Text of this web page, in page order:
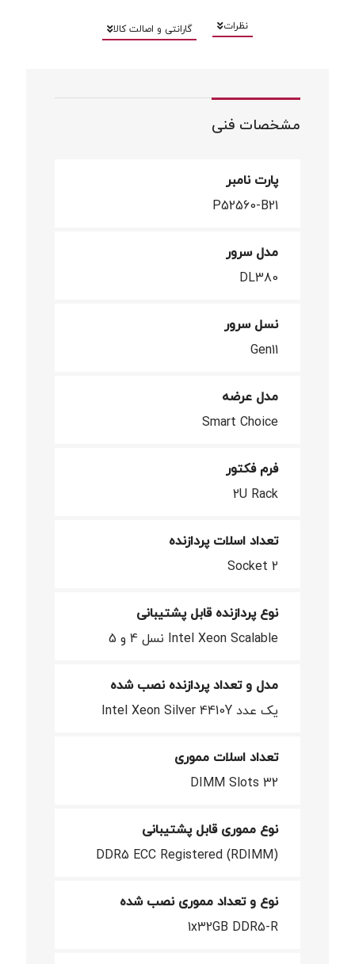
نظرات گارانتی و اصالت کالا
مشخصات فنی
پارت نامبر
P52560-B21
مدل سرور
DL380
نسل سرور
Gen11
مدل عرضه
Smart Choice
فرم فکتور
2U Rack
تعداد اسلات پردازنده
2 Socket
نوع پردازنده قابل پشتیبانی
Intel Xeon Scalable نسل 4 و 5
مدل و تعداد پردازنده نصب شده
یک عدد Intel Xeon Silver 4410Y
تعداد اسلات مموری
32 DIMM Slots
نوع مموری قابل پشتیبانی
DDR5 ECC Registered (RDIMM)
نوع و تعداد مموری نصب شده
1x32GB DDR5-R